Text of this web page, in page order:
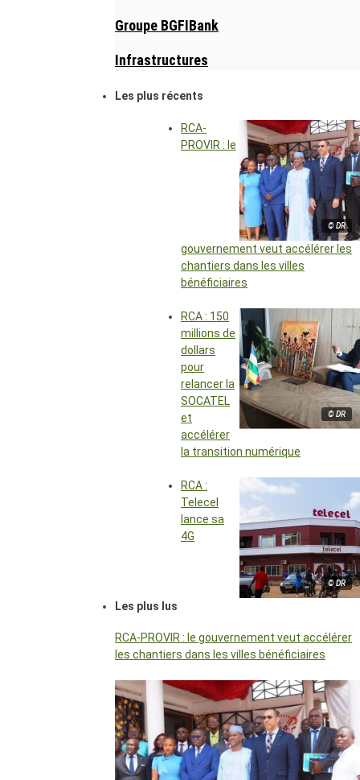
Groupe BGFIBank
Infrastructures
Les plus récents
© DR
RCA-
PROVIR : le
gouvernement veut accélérer les
chantiers dans les villes
bénéficiaires
© DR
RCA : 150
millions de
dollars
pour
relancer la
SOCATEL
et
accélérer
la transition numérique
© DR
RCA :
Telecel
lance sa
4G
Les plus lus
RCA-PROVIR : le gouvernement veut accélérer
les chantiers dans les villes bénéficiaires